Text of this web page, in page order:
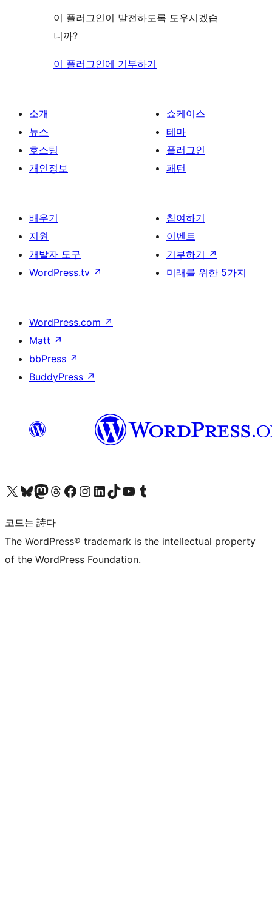
이 플러그인이 발전하도록 도우시겠습
니까?
이 플러그인에 기부하기
소개
뉴스
호스팅
개인정보
쇼케이스
테마
플러그인
패턴
배우기
지원
개발자 도구
WordPress.tv ↗
참여하기
이벤트
기부하기 ↗
미래를 위한 5가지
WordPress.com ↗
Matt ↗
bbPress ↗
BuddyPress ↗
X(이전 트위터) 계정 방문하기블루스카이 계정 방문하기마스토돈 계정 방문하기스레드 계정 방문하기 페이스북 페이지 방문하기인스타그램 계정 방문하기 LinkedIn 계정 방문하기틱톡 계정 방문하기유튜브 채널 방문하기 텀블러 계정 방문하기
코드는 詩다
The WordPress® trademark is the intellectual property
of the WordPress Foundation.